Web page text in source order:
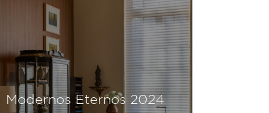
Modernos Eternos 2024